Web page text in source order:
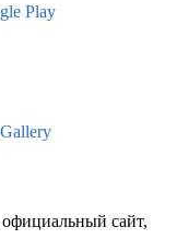
Play
сайт,